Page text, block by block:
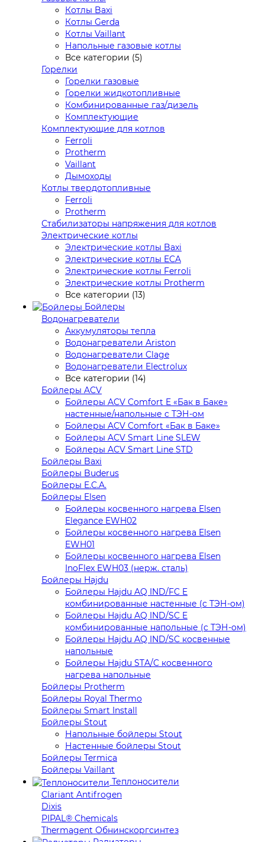
Котлы Baxi
Котлы Gerda
Котлы Vaillant
Напольные газовые котлы
Все категории (5)
Горелки
Горелки газовые
Горелки жидкотопливные
Комбинированные газ/дизель
Комплектующие
Комплектующие для котлов
Ferroli
Protherm
Vaillant
Дымоходы
Котлы твердотопливные
Ferroli
Protherm
Стабилизаторы напряжения для котлов
Электрические котлы
Электрические котлы Baxi
Электрические котлы ECA
Электрические котлы Ferroli
Электрические котлы Protherm
Все категории (13)
Бойлеры
Водонагреватели
Аккумуляторы тепла
Водонагреватели Ariston
Водонагреватели Clage
Водонагреватели Electrolux
Все категории (14)
Бойлеры ACV
Бойлеры ACV Comfort E «Бак в Баке»
настенные/напольные c ТЭН-ом
Бойлеры ACV Comfort «Бак в Баке»
Бойлеры ACV Smart Line SLEW
Бойлеры ACV Smart Line STD
Бойлеры Baxi
Бойлеры Buderus
Бойлеры E.C.A.
Бойлеры Elsen
Бойлеры косвенного нагрева Elsen
Elegance EWH02
Бойлеры косвенного нагрева Elsen
EWH01
Бойлеры косвенного нагрева Elsen
InoFlex EWH03 (нерж. сталь)
Бойлеры Hajdu
Бойлеры Hajdu AQ IND/FC E
комбинированные настенные (с ТЭН-ом)
Бойлеры Hajdu AQ IND/SC E
комбинированные напольные (с ТЭН-ом)
Бойлеры Hajdu AQ IND/SC косвенные
напольные
Бойлеры Hajdu STA/C косвенного
нагрева напольные
Бойлеры Protherm
Бойлеры Royal Thermo
Бойлеры Smart Install
Бойлеры Stout
Напольные бойлеры Stout
Настенные бойлеры Stout
Бойлеры Termica
Бойлеры Vaillant
Теплоносители
Clariant Antifrogen
Dixis
PIPAL® Chemicals
Thermagent Обнинскоргсинтез